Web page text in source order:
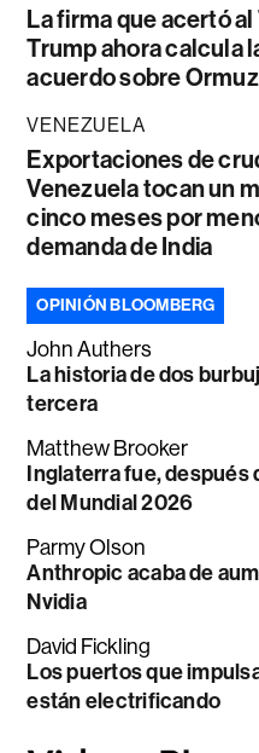
La firma que acertó al
Trump ahora calcula
acuerdo sobre Ormuz
VENEZUELA
Exportaciones de
Venezuela tocan un
cinco meses por
demanda de India
OPINIÓN BLOOMBERG
John Authers
La historia de dos
tercera
Matthew Brooker
Inglaterra fue, después
del Mundial 2026
Parmy Olson
Anthropic acaba de
Nvidia
David Fickling
Los puertos que
están electrificando